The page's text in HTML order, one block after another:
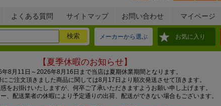
よくある質問 サイトマップ お問い合わせ マイページ
メーカーから選ぶ お気に入り
【夏季休暇のお知らせ】
年8月11日～2026年8月16日まで当店は夏期休業期間となります。
ご注文頂きました商品に関しては8月17日より順次発送させて頂きます。
をお掛けいたしますが、何卒ご了承いただきますようお願い申し上げます。
、配送業者の休暇により予定通りの出荷、配送ができない場合もございます。